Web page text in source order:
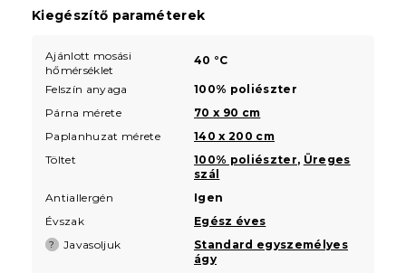
Kiegészítő paraméterek
Ajánlott mosási
hőmérséklet
40 °C
Felszín anyaga
100% poliészter
Párna mérete
70 x 90 cm
Paplanhuzat mérete
140 x 200 cm
Töltet
100% poliészter, Üreges
szál
Antiallergén
Igen
Évszak
Egész éves
? Javasoljuk
Standard egyszemélyes
ágy